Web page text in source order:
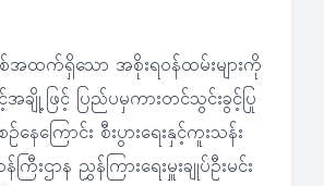
ထက်ရှိသော အစိုးရဝန်ထမ်းများကို
ျို့ဖြင့် ပြည်ပမှကားတင်သွင်းခွင့်ပြု
ေကြောင်း စီးပွားရေးနှင့်ကူးသန်း
ကြီးဌာန ညွှန်ကြားရေးမှူးချုပ်ဦးမင်း